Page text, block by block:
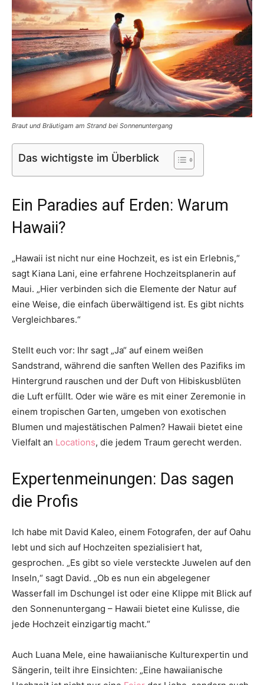
Braut und Bräutigam am Strand bei Sonnenuntergang
Das wichtigste im Überblick
Ein Paradies auf Erden: Warum
Hawaii?
„Hawaii ist nicht nur eine Hochzeit, es ist ein Erlebnis,“
sagt Kiana Lani, eine erfahrene Hochzeitsplanerin auf
Maui. „Hier verbinden sich die Elemente der Natur auf
eine Weise, die einfach überwältigend ist. Es gibt nichts
Vergleichbares.“
Stellt euch vor: Ihr sagt „Ja“ auf einem weißen
Sandstrand, während die sanften Wellen des Pazifiks im
Hintergrund rauschen und der Duft von Hibiskusblüten
die Luft erfüllt. Oder wie wäre es mit einer Zeremonie in
einem tropischen Garten, umgeben von exotischen
Blumen und majestätischen Palmen? Hawaii bietet eine
Vielfalt an Locations, die jedem Traum gerecht werden.
Expertenmeinungen: Das sagen
die Profis
Ich habe mit David Kaleo, einem Fotografen, der auf Oahu
lebt und sich auf Hochzeiten spezialisiert hat,
gesprochen. „Es gibt so viele versteckte Juwelen auf den
Inseln,“ sagt David. „Ob es nun ein abgelegener
Wasserfall im Dschungel ist oder eine Klippe mit Blick auf
den Sonnenuntergang – Hawaii bietet eine Kulisse, die
jede Hochzeit einzigartig macht.“
Auch Luana Mele, eine hawaiianische Kulturexpertin und
Sängerin, teilt ihre Einsichten: „Eine hawaiianische